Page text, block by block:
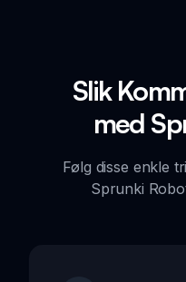
Slik
med
Følg disse enkle
Sprunki